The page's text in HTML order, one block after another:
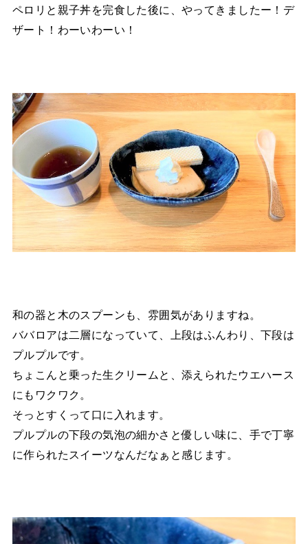
ペロリと親子丼を完食した後に、やってきましたー！デ
ザート！わーいわーい！
和の器と木のスプーンも、雰囲気がありますね。
ババロアは二層になっていて、上段はふんわり、下段は
プルプルです。
ちょこんと乗った生クリームと、添えられたウエハース
にもワクワク。
そっとすくって口に入れます。
プルプルの下段の気泡の細かさと優しい味に、手で丁寧
に作られたスイーツなんだなぁと感じます。